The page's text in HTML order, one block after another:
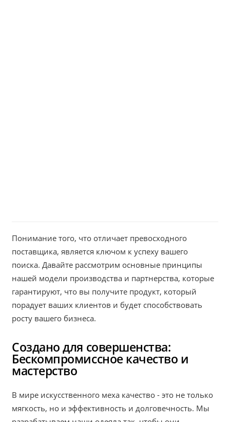
Понимание того, что отличает превосходного
поставщика, является ключом к успеху вашего
поиска. Давайте рассмотрим основные принципы
нашей модели производства и партнерства, которые
гарантируют, что вы получите продукт, который
порадует ваших клиентов и будет способствовать
росту вашего бизнеса.
Создано для совершенства:
Бескомпромиссное качество и
мастерство
В мире искусственного меха качество - это не только
мягкость, но и эффективность и долговечность. Мы